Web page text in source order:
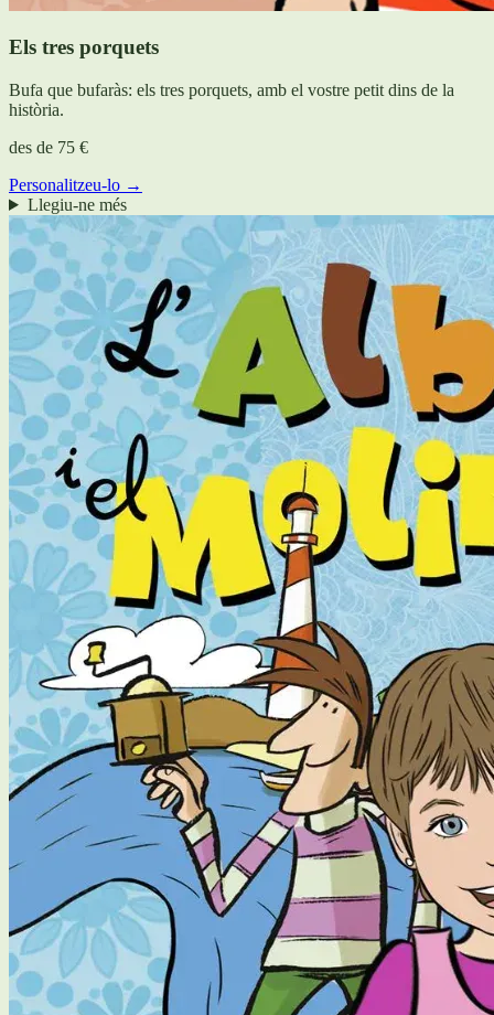
Els tres porquets
Bufa que bufaràs: els tres porquets, amb el vostre petit dins de la
història.
des de 75 €
Personalitzeu-lo →
Llegiu-ne més